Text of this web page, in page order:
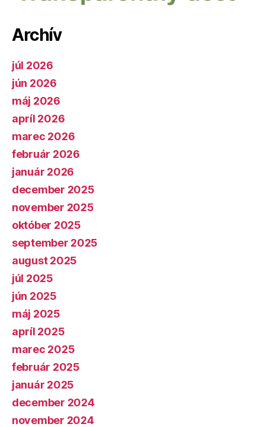
Archív
júl 2026
jún 2026
máj 2026
apríl 2026
marec 2026
február 2026
január 2026
december 2025
november 2025
október 2025
september 2025
august 2025
júl 2025
jún 2025
máj 2025
apríl 2025
marec 2025
február 2025
január 2025
december 2024
november 2024